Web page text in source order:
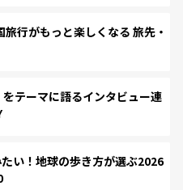
行がもっと楽しくなる 旅先・
テーマに語るインタビュー連
い！地球の歩き方が選ぶ2026